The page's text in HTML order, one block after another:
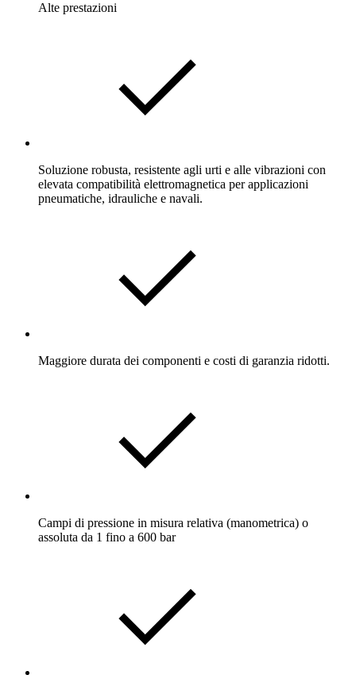
Alte prestazioni
Soluzione robusta, resistente agli urti e alle vibrazioni con
elevata compatibilità elettromagnetica per applicazioni
pneumatiche, idrauliche e navali.
Maggiore durata dei componenti e costi di garanzia ridotti.
Campi di pressione in misura relativa (manometrica) o
assoluta da 1 fino a 600 bar